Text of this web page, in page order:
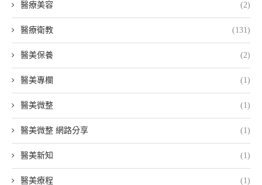
醫療美容 (2)
醫療衛教 (131)
醫美保養 (2)
醫美專欄 (1)
醫美微整 (1)
醫美微整 網路分享 (1)
醫美新知 (1)
醫美療程 (1)